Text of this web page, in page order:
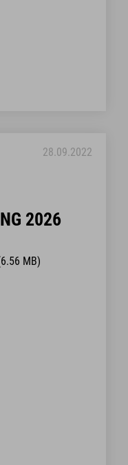
28.09.2022
2026
MB)